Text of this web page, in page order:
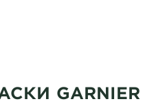
GARNIER